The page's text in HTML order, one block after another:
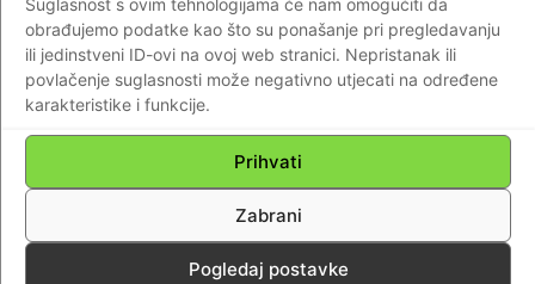
Suglasnost s ovim tehnologijama će nam omogućiti da
obrađujemo podatke kao što su ponašanje pri pregledavanju
ili jedinstveni ID-ovi na ovoj web stranici. Nepristanak ili
povlačenje suglasnosti može negativno utjecati na određene
karakteristike i funkcije.
Prihvati
Zabrani
Pogledaj postavke
Impressum Kontaktirajte nas Pravila o privatnosti
© Newspaper WordPress Theme by TagDiv